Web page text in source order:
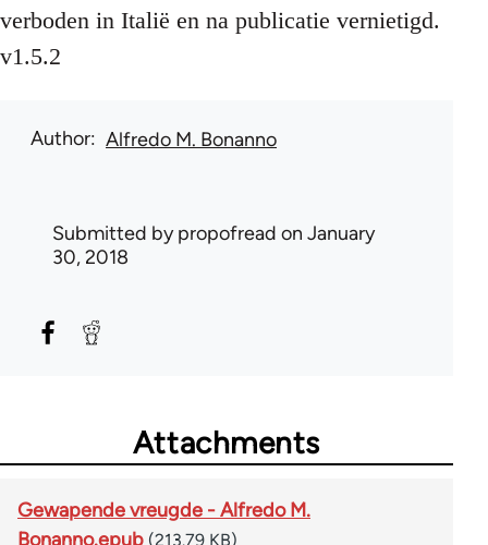
verboden in Italië en na publicatie vernietigd.
v1.5.2
Author Alfredo M. Bonanno
Submitted bypropofread on January
30, 2018
Attachments
Gewapende vreugde - Alfredo M.
Bonanno.epub (213.79 KB)